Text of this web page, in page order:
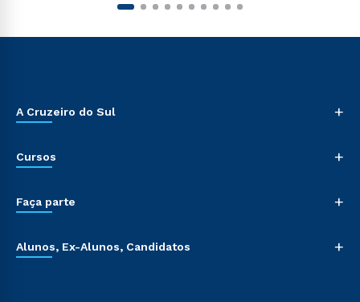
A Cruzeiro do Sul +
Cursos +
Faça parte +
Alunos, Ex-Alunos, Candidatos +